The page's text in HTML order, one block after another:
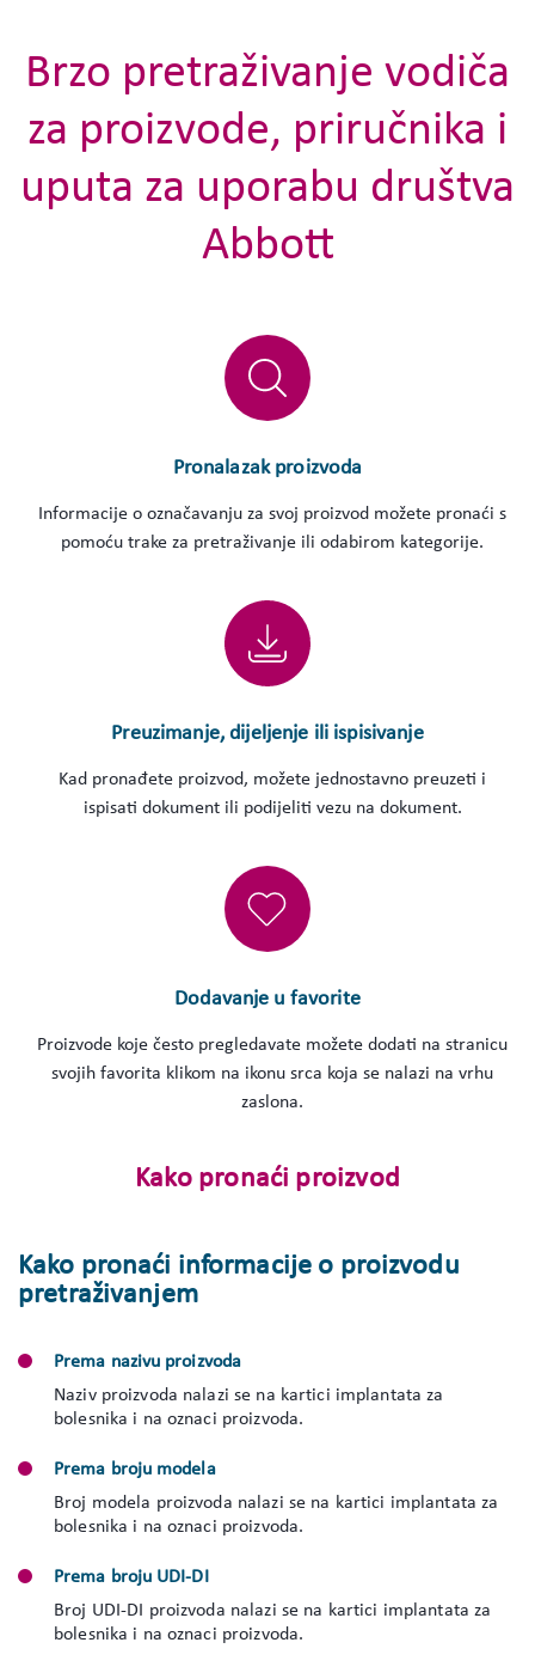
Brzo pretraživanje vodiča
za proizvode, priručnika i
uputa za uporabu društva
Abbott
Pronalazak proizvoda
Informacije o označavanju za svoj proizvod možete pronaći s
pomoću trake za pretraživanje ili odabirom kategorije.
Preuzimanje, dijeljenje ili ispisivanje
Kad pronađete proizvod, možete jednostavno preuzeti i
ispisati dokument ili podijeliti vezu na dokument.
Dodavanje u favorite
Proizvode koje često pregledavate možete dodati na stranicu
svojih favorita klikom na ikonu srca koja se nalazi na vrhu
zaslona.
Kako pronaći proizvod
Kako pronaći informacije o proizvodu
pretraživanjem
Prema nazivu proizvoda
Naziv proizvoda nalazi se na kartici implantata za
bolesnika i na oznaci proizvoda.
Prema broju modela
Broj modela proizvoda nalazi se na kartici implantata za
bolesnika i na oznaci proizvoda.
Prema broju UDI-DI
Broj UDI-DI proizvoda nalazi se na kartici implantata za
bolesnika i na oznaci proizvoda.